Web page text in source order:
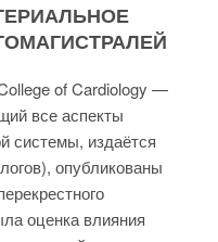
of Cardiology —
все аспекты
системы, издаётся
опубликованы
оценка влияния